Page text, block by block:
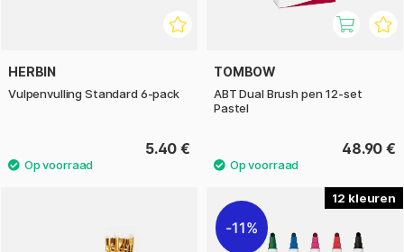
HERBIN
Vulpenvulling Standard 6-pack
5.40 €
TOMBOW
ABT Dual Brush pen 12-set
Pastel
48.90 €
12
11%